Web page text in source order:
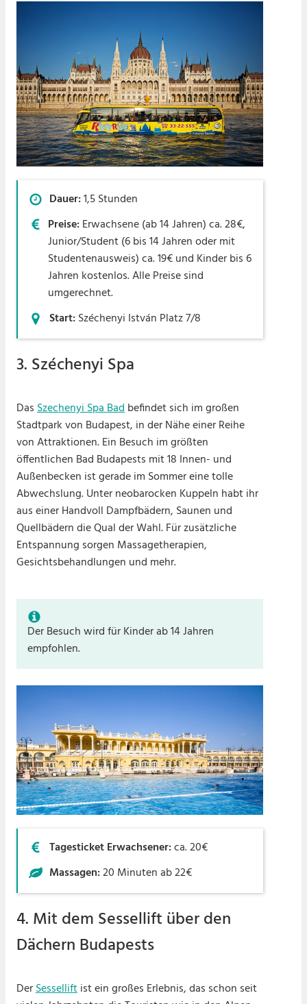
Dauer:1,5 Stunden
Preise:Erwachsene (ab 14 Jahren) ca. 28€,
Junior/Student (6 bis 14 Jahren oder mit
Studentenausweis) ca. 19€ und Kinder bis 6
Jahren kostenlos. Alle Preise sind
umgerechnet.
Start:Széchenyi István Platz 7/8
3. Széchenyi Spa
DasSzechenyi Spa Badbefindet sich im großen
Stadtpark von Budapest, in der Nähe einer Reihe
von Attraktionen. Ein Besuch im größten
öffentlichen Bad Budapests mit 18 Innen- und
Außenbecken ist gerade im Sommer eine tolle
Abwechslung. Unter neobarocken Kuppeln habt ihr
aus einer Handvoll Dampfbädern, Saunen und
Quellbädern die Qual der Wahl. Für zusätzliche
Entspannung sorgen Massagetherapien,
Gesichtsbehandlungen und mehr.
Der Besuch wird für Kinder ab 14 Jahren
empfohlen.
Tagesticket Erwachsener:ca. 20€
Massagen:20 Minuten ab 22€
4. Mit dem Sessellift über den
Dächern Budapests
DerSesselliftist ein großes Erlebnis, das schon seit